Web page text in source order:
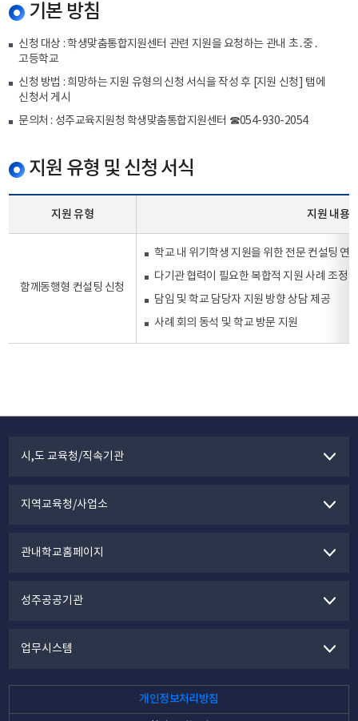
기본 방침
신청 대상 : 학생맞춤통합지원센터 관련 지원을 요청하는 관내 초․중․
고등학교
신청 방법 : 희망하는 지원 유형의 신청 서식을 작성 후 [지원 신청] 탭에
신청서 게시
문의처 : 성주교육지원청 학생맞춤통합지원센터 ☎054-930-2054
지원 유형 및 신청 서식
지원 유형 지원 내용
함께동행형 컨설팅 신청
학교 내 위기학생 지원을 위한 전문 컨설팅 연
다기관 협력이 필요한 복합적 지원 사례 조정
담임 및 학교 담당자 지원 방향 상담 제공
사례 회의 동석 및 학교 방문 지원
시,도 교육청/직속기관
지역교육청/사업소
관내학교홈페이지
성주공공기관
업무시스템
개인정보처리방침